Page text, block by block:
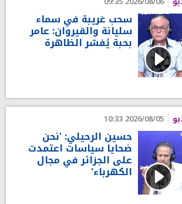
سحب غريبة في سماء
سليانة والقيروان: عامر
بحبة يُفسّر الظاهرة
2026/08/05 10:33
حسين الرحيلي: 'نحن
ضحايا سياسات اعتمدت
على الجزائر في مجال
الكهرباء'